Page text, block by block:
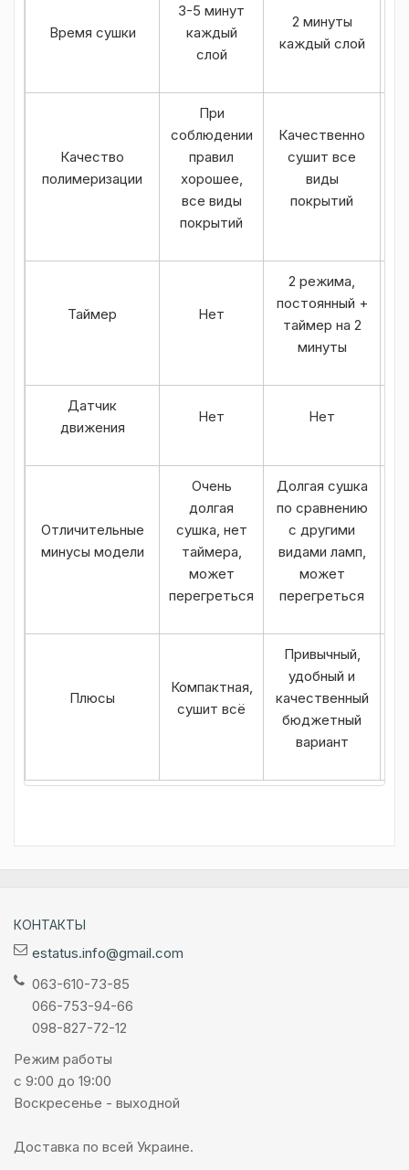
Время сушки
3-5 минут
каждый
слой
2 минуты
каждый слой
Качество
полимеризации
При
соблюдении
правил
хорошее,
все виды
покрытий
Качественно
сушит все
виды
покрытий
Таймер Нет
2 режима,
постоянный +
таймер на 2
минуты
Датчик
движения
Нет Нет
Отличительные
минусы модели
Очень
долгая
сушка, нет
таймера,
может
перегреться
Долгая сушка
по сравнению
с другими
видами ламп,
может
перегреться
Плюсы
Компактная,
сушит всё
Привычный,
удобный и
качественный
бюджетный
вариант
КОНТАКТЫ
estatus.info@gmail.com
063-610-73-85
066-753-94-66
098-827-72-12
Режим работы
с 9:00 до 19:00
Воскресенье - выходной
Доставка по всей Украине.